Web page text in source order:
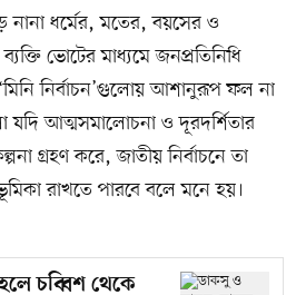
নানা ধর্মের, মতের, বয়সের ও
ভোটের মাধ্যমে জনপ্রতিনিধি
নির্বাচন’গুলোয় আশানুরূপ ফল না
আত্মসমালোচনা ও দূরদর্শিতার
গ্রহণ করে, জাতীয় নির্বাচনে তা
রাখতে পারবে বলে মনে হয়।
চব্বিশ থেকে